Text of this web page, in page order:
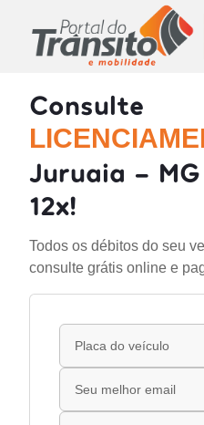
Consulte
Juruaia -
12x!
Todos os débitos do seu
consulte grátis online e